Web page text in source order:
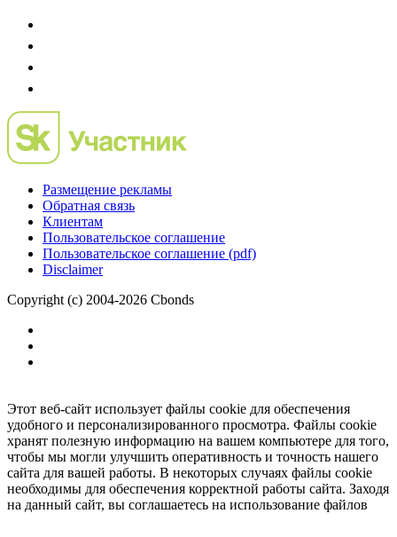
Размещение рекламы
Обратная связь
Клиентам
Пользовательское соглашение
Пользовательское соглашение (pdf)
Disclaimer
Copyright (c) 2004-2026 Cbonds
Этот веб-сайт использует файлы cookie для обеспечения
удобного и персонализированного просмотра. Файлы cookie
хранят полезную информацию на вашем компьютере для того,
чтобы мы могли улучшить оперативность и точность нашего
сайта для вашей работы. В некоторых случаях файлы cookie
необходимы для обеспечения корректной работы сайта. Заходя
на данный сайт, вы соглашаетесь на использование файлов